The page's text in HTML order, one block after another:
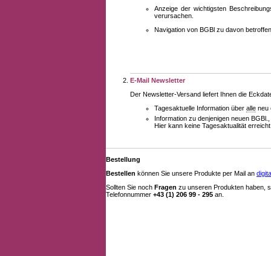
Anzeige der wichtigsten
verursachen.
Navigation von BGBl zu davon
E-Mail Newsletter
Der Newsletter-Versand liefert Ihnen die
Tagesaktuelle Information über alle neu
Information zu denjenigen neuen
Hier kann keine Tagesaktualität
Bestellung
Bestellen können Sie unsere Produkte per Mail an
Sollten Sie noch Fragen zu unseren Produkten haben,
Telefonnummer +43 (1) 206 99 - 295 an.